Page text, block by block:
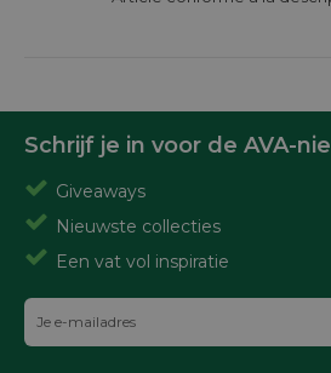
Schrijf je in voor de AVA-
Giveaways
Nieuwste collecties
Een vat vol inspiratie